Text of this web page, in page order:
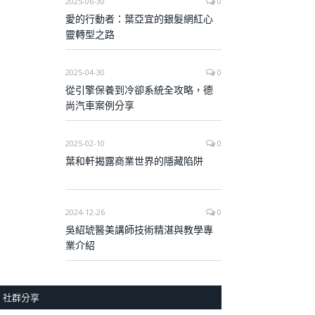
愛的行動者：葉亞宜的銀髮網紅心
靈轉型之路
2025-04-30 0
從引擎保養到冷卻系統全攻略，德
尚汽車案例分享
2025-02-10 0
葉和軒揭露商業世界的隱藏陷阱
2024-12-26 0
吳紹琥醫美講師技術精湛與教學專
業介紹
社群分享